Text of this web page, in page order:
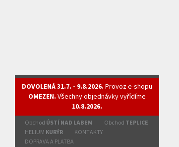
DOVOLENÁ 31.7. - 9.8.2026. Provoz e-shopu
OMEZEN. Všechny objednávky vyřídíme
10.8.2026.
Obchod ÚSTÍ NAD LABEM Obchod TEPLICE
HELIUM KURÝR
KONTAKTY
DOPRAVA A PLATBA